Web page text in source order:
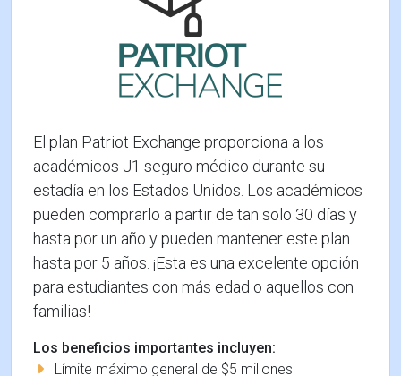
El plan Patriot Exchange proporciona a los
académicos J1 seguro médico durante su
estadía en los Estados Unidos. Los académicos
pueden comprarlo a partir de tan solo 30 días y
hasta por un año y pueden mantener este plan
hasta por 5 años. ¡Esta es una excelente opción
para estudiantes con más edad o aquellos con
familias!
Los beneficios importantes incluyen:
Límite máximo general de $5 millones